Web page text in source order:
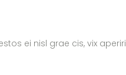
ei nisl grae cis, vix aperiri